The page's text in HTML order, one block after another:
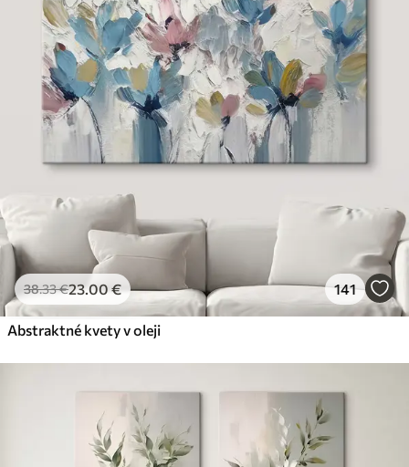
38.33€23.00€ 141
Abstraktné kvety v oleji